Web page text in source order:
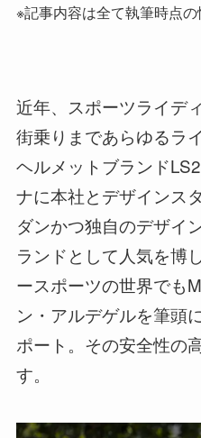
※記事内容は全て執筆時点の
近年、スポーツライデ
街乗りまであらゆるラ
ヘルメットブランド
ナに本社とデザインス
ダンかつ独自のデザイ
ランドとして人気を博
ースポーツの世界でも
ン・アルデゲルを筆頭
ポート。その安全性の
す。